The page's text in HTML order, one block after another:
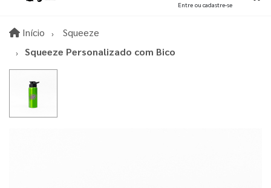
Entre ou cadastre-se
Início InícioSqueeze
Squeeze Personalizado com Bico